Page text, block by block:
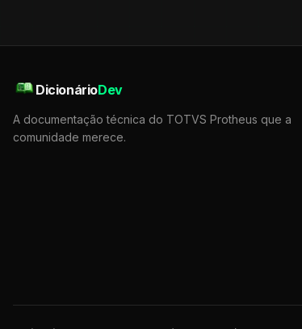
DicionárioDev
A documentação técnica do TOTVS Protheus que a
comunidade merece.